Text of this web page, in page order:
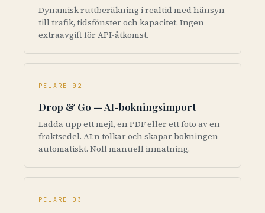
Dynamisk ruttberäkning i realtid med hänsyn
till trafik, tidsfönster och kapacitet. Ingen
extraavgift för API-åtkomst.
PELARE 02
Drop & Go — AI-bokningsimport
Ladda upp ett mejl, en PDF eller ett foto av en
fraktsedel. AI:n tolkar och skapar bokningen
automatiskt. Noll manuell inmatning.
PELARE 03